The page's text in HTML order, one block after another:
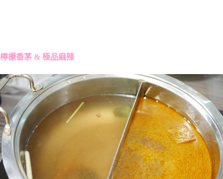
檸檬香茅 & 極品麻辣